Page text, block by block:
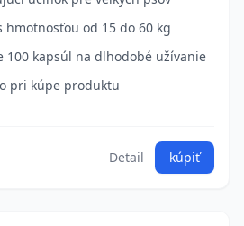
hmotnosťou od 15 do 60 kg
100 kapsúl na dlhodobé užívanie
pri kúpe produktu
Detail kúpiť